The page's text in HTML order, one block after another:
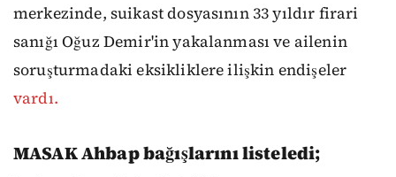
merkezinde, suikast dosyasının 33 yıldır firari
sanığı Oğuz Demir'in yakalanması ve ailenin
soruşturmadaki eksikliklere ilişkin endişeler
vardı.
MASAK Ahbap bağışlarını listeledi;